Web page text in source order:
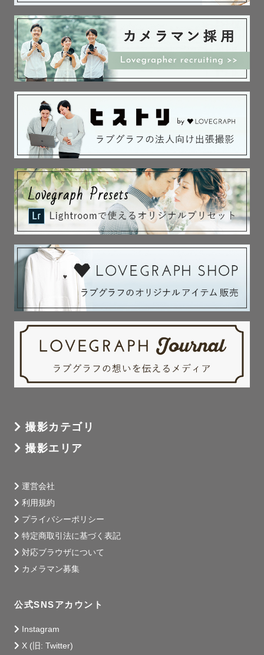
撮影カテゴリ
撮影エリア
運営会社
利用規約
プライバシーポリシー
特定商取引法に基づく表記
対応ブラウザについて
カメラマン募集
公式SNSアカウント
Instagram
X (旧: Twitter)